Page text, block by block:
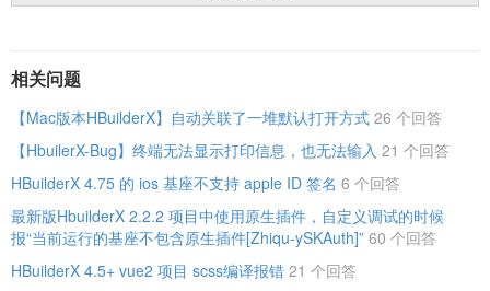
相关问题
【Mac版本HBuilderX】自动关联了一堆默认打开方式 26 个回答
【HbuilerX-Bug】终端无法显示打印信息，也无法输入 21 个回答
HBuilderX 4.75 的 ios 基座不支持 apple ID 签名 6 个回答
最新版HbuilderX 2.2.2 项目中使用原生插件，自定义调试的时候
报“当前运行的基座不包含原生插件[Zhiqu-ySKAuth]” 60 个回答
HBuilderX 4.5+ vue2 项目 scss编译报错 21 个回答